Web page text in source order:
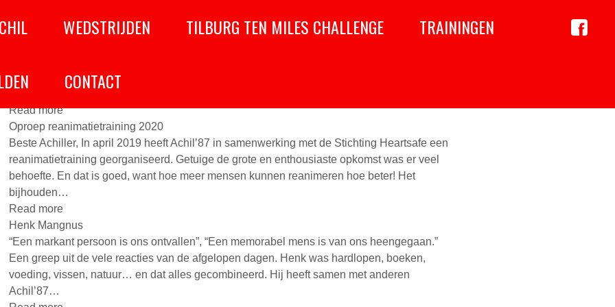
WEDSTRIJDEN TILBURG TEN MILES CHALLENGE TRAININGEN
CONTACT
zomerrooster geldt van 22 juli t/m 19 augustus en is als volgt: Maandag: Iedereen start om
Read more
Oproep reanimatietraining 2020
Beste Achiller, In april 2019 heeft Achil’87 in samenwerking met de Stichting Heartsafe een
reanimatietraining georganiseerd. Getuige de grote en enthousiaste opkomst was er veel
behoefte. En dat is goed, want hoe meer mensen kunnen reanimeren hoe beter! Het
bijhouden…
Read more
Henk Mangnus
“Een markant persoon is ons ontvallen”, “Een memorabel mens is van ons heengegaan.”
Een greep uit de vele reacties van de afgelopen dagen. Henk was hardlopen, boeken,
voeding, vissen, natuur… en dat alles gecombineerd. Hij heeft samen met anderen
Achil’87…